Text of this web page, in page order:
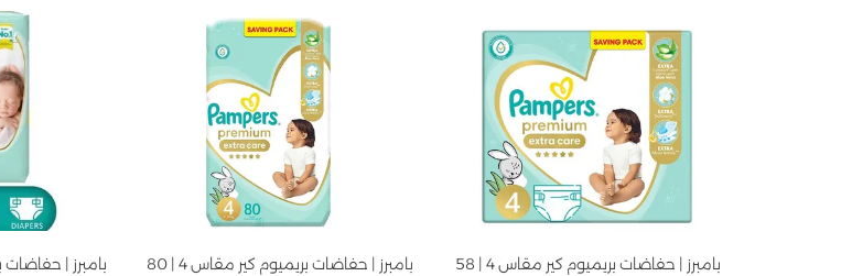
بامبرز | حفاضات بريميوم كير مقاس 4 | 58
بامبرز | حفاضات بريميوم كير مقاس 4 | 80